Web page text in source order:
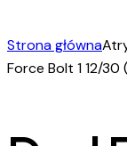
1
Strona główna
Force Bolt 1 12/